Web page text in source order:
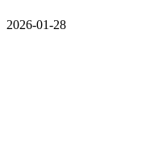
2026-01-28